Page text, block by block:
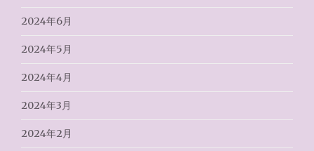
2024年6月
2024年5月
2024年4月
2024年3月
2024年2月